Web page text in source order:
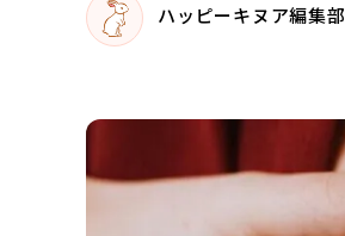
ハッピーキヌア編集部